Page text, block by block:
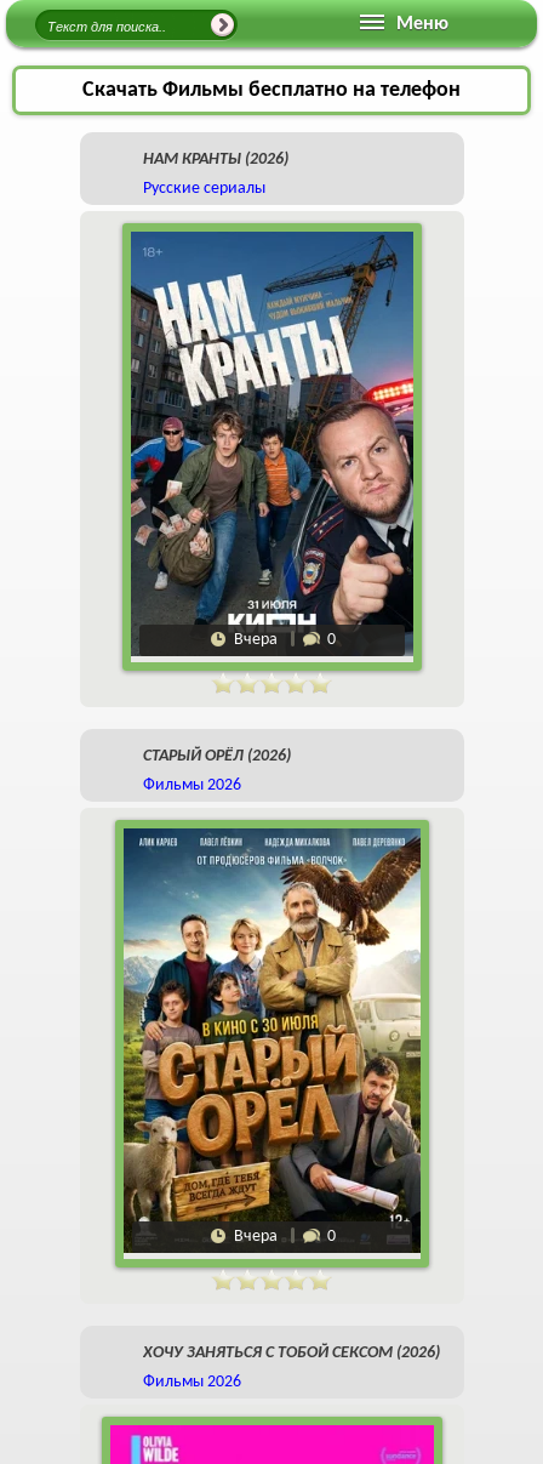
Меню
Скачать Фильмы бесплатно на телефон
НАМ КРАНТЫ (2026)
Русские сериалы
Вчера 0
СТАРЫЙ ОРЁЛ (2026)
Фильмы 2026
Вчера 0
ХОЧУ ЗАНЯТЬСЯ С ТОБОЙ СЕКСОМ (2026)
Фильмы 2026